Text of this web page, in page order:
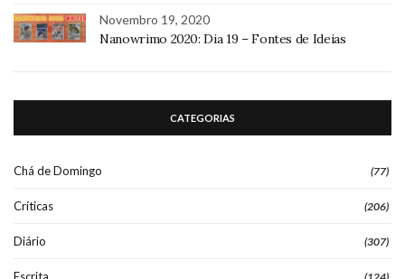
Novembro 19, 2020
Nanowrimo 2020: Dia 19 – Fontes de Ideias
CATEGORIAS
Chá de Domingo (77)
Críticas (206)
Diário (307)